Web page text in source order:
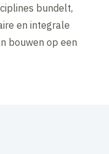
bundelt,
en integrale
bouwen op een